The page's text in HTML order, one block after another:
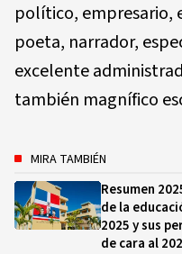
político, empresario,
poeta, narrador,
excelente
también magnífico
MIRA TAMBIÉN
Resumen
de la
2025 y sus
de cara al